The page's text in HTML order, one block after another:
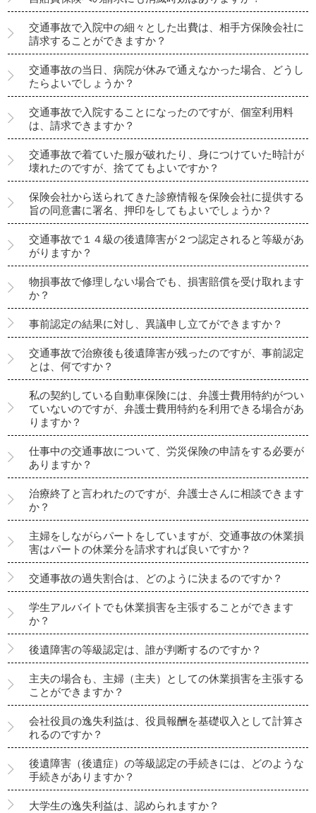
交通事故で入院中の細々とした出費は、相手方保険会社に
請求することができますか？
交通事故の当日、病院が休みで通えなかった場合、どうし
たらよいでしょうか？
交通事故で入院することになったのですが、個室利用料
は、請求できますか？
交通事故で着ていた服が破れたり、身につけていた時計が
壊れたのですが、捨ててもよいですか？
保険会社から送られてきた診療情報を保険会社に提供する
旨の同意書に署名、押印をしてもよいでしょうか？
交通事故で１４級の後遺障害が２つ認定されると等級があ
がりますか？
物損事故で修理しない場合でも、損害賠償を受け取れます
か？
事前認定の結果に対し、異議申し立てができますか？
交通事故で治療後も後遺障害が残ったのですが、事前認定
とは、何ですか？
私の契約している自動車保険には、弁護士費用特約がつい
ていないのですが、弁護士費用特約を利用できる場合があ
りますか？
仕事中の交通事故について、労災保険の申請をする必要が
ありますか？
治療終了と言われたのですが、弁護士さんに相談できます
か？
主婦をしながらパートをしていますが、交通事故の休業損
害はパートの休業分を請求すれば良いですか？
交通事故の過失割合は、どのように決まるのですか？
学生アルバイトでも休業損害を主張することができます
か？
後遺障害の等級認定は、誰が判断するのですか？
主夫の場合も、主婦（主夫）としての休業損害を主張する
ことができますか？
会社役員の逸失利益は、役員報酬を基礎収入として計算さ
れるのですか？
後遺障害（後遺症）の等級認定の手続きには、どのような
手続きがありますか？
大学生の逸失利益は、認められますか？